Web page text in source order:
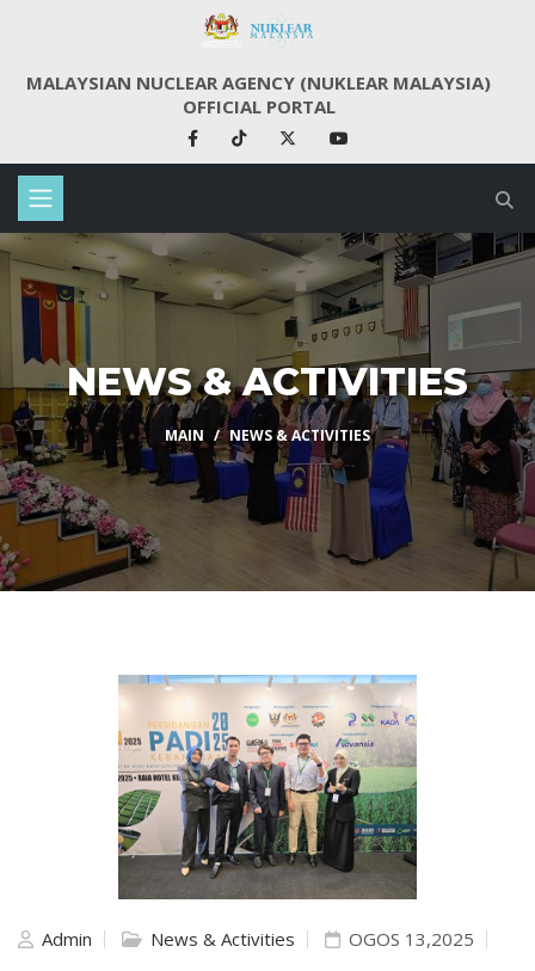
MALAYSIAN NUCLEAR AGENCY (NUKLEAR MALAYSIA)
OFFICIAL PORTAL
NEWS & ACTIVITIES
MAIN NEWS & ACTIVITIES
Admin News & Activities OGOS 13,2025